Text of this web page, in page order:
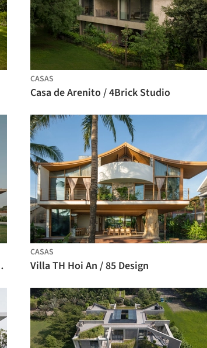
CASAS
Casa de Arenito / 4Brick Studio
studio
CASAS
Villa TH Hoi An / 85 Design